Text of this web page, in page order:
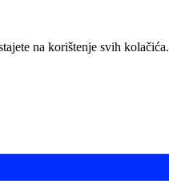
na korištenje svih kolačića.